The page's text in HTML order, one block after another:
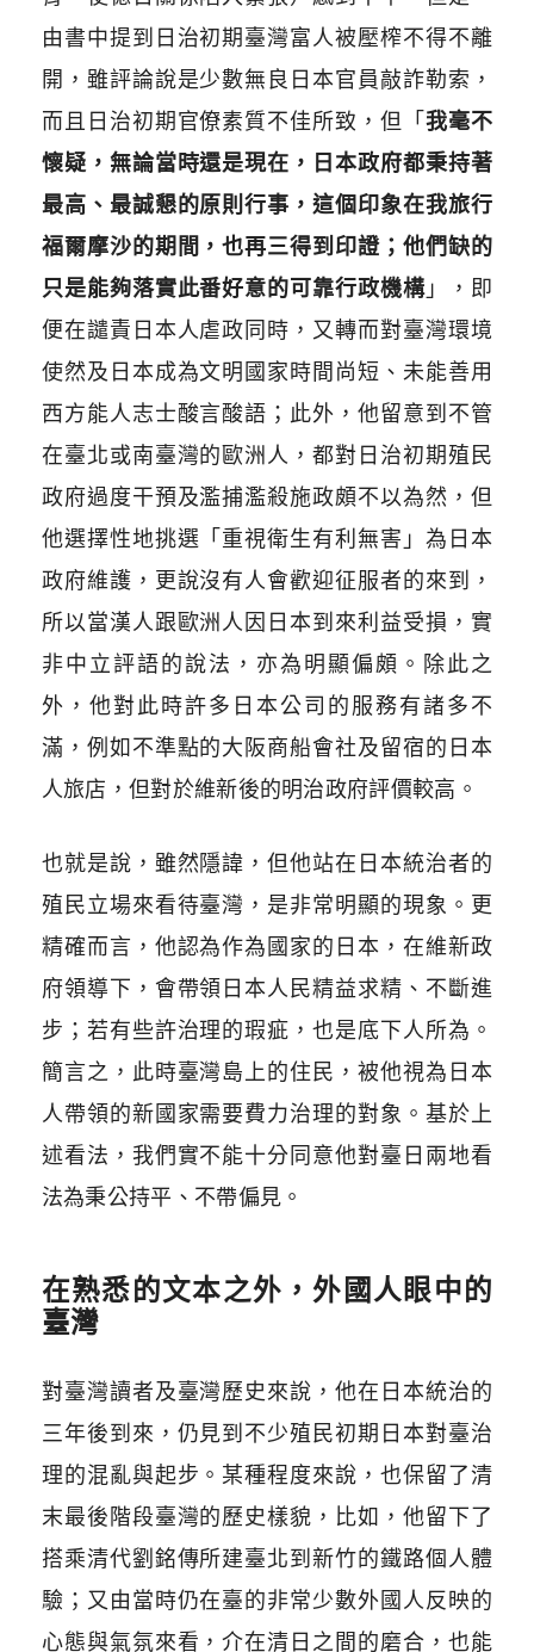
由書中提到日治初期臺灣富人被壓榨不得不離
開，雖評論說是少數無良日本官員敲詐勒索，
而且日治初期官僚素質不佳所致，但「 我毫不
懷疑，無論當時還是現在，日本政府都秉持著
最高、最誠懇的原則行事，這個印象在我旅行
福爾摩沙的期間，也再三得到印證；他們缺的
只是能夠落實此番好意的可靠行政機構」，即
便在譴責日本人虐政同時，又轉而對臺灣環境
使然及日本成為文明國家時間尚短、未能善用
西方能人志士酸言酸語；此外，他留意到不管
在臺北或南臺灣的歐洲人，都對日治初期殖民
政府過度干預及濫捕濫殺施政頗不以為然，但
他選擇性地挑選「重視衛生有利無害」為日本
政府維護，更說沒有人會歡迎征服者的來到，
所以當漢人跟歐洲人因日本到來利益受損，實
非中立評語的說法，亦為明顯偏頗。除此之
外，他對此時許多日本公司的服務有諸多不
滿，例如不準點的大阪商船會社及留宿的日本
人旅店，但對於維新後的明治政府評價較高。
也就是說，雖然隱諱，但他站在日本統治者的
殖民立場來看待臺灣，是非常明顯的現象。更
精確而言，他認為作為國家的日本，在維新政
府領導下，會帶領日本人民精益求精、不斷進
步；若有些許治理的瑕疵，也是底下人所為。
簡言之，此時臺灣島上的住民，被他視為日本
人帶領的新國家需要費力治理的對象。基於上
述看法，我們實不能十分同意他對臺日兩地看
法為秉公持平、不帶偏見。
在熟悉的文本之外，外國人眼中的
臺灣
對臺灣讀者及臺灣歷史來說，他在日本統治的
三年後到來，仍見到不少殖民初期日本對臺治
理的混亂與起步。某種程度來說，也保留了清
末最後階段臺灣的歷史樣貌，比如，他留下了
搭乘清代劉銘傳所建臺北到新竹的鐵路個人體
驗；又由當時仍在臺的非常少數外國人反映的
心態與氣氛來看，介在清日之間的磨合，也能